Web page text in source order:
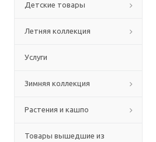
Детские товары
Летняя коллекция
Услуги
Зимняя коллекция
Растения и кашпо
Товары вышедшие из